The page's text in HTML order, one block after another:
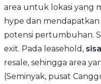
area untuk lokasi yang
hype dan
potensi pertumbuhan.
exit. Pada leasehold,
resale, sehingga area
(Seminyak, pusat